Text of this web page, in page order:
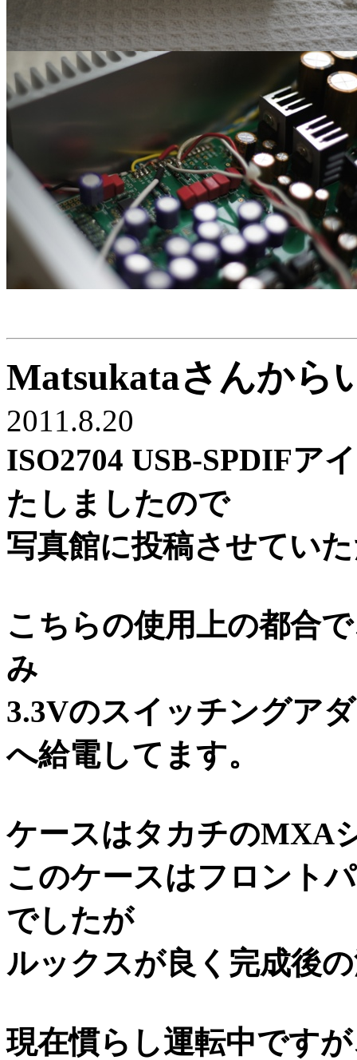
Matsukataさんから
2011.8.20
ISO2704 USB-SPDIFア
たしましたので
写真館に投稿させてい
こちらの使用上の都合
み
3.3Vのスイッチングア
へ給電してます。
ケースはタカチのMXA
このケースはフロント
でしたが
ルックスが良く完成後
現在慣らし運転中です